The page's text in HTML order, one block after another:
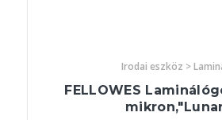
Irodai eszköz >
FELLOWES